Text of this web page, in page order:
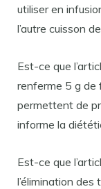
utiliser en
l’autre cuisson de
Est-ce que
renferme 5 g de
permettent de
informe la
Est-ce que
l’élimination des